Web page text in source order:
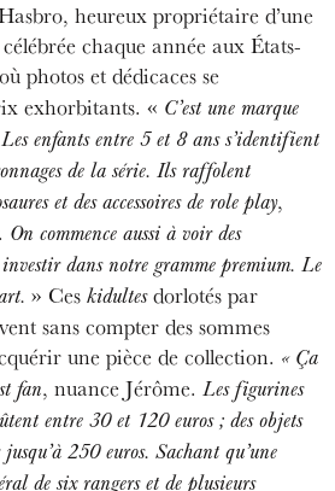
heureux propriétaire d’une
chaque année aux États-
photos et dédicaces se
exhorbitants. « C’est une marque
enfants entre 5 et 8 ans s’identifient
de la série. Ils raffolent
et des accessoires de role play,
On commence aussi à voir des
dans notre gramme premium. Le
» Ces kidultesdorlotés par
sans compter des sommes
une pièce de collection. « Ça
fan, nuance Jérôme. Les figurines
entre 30 et 120 euros ; des objets
jusqu’à 250 euros. Sachant qu’une
de six rangers et de plusieurs